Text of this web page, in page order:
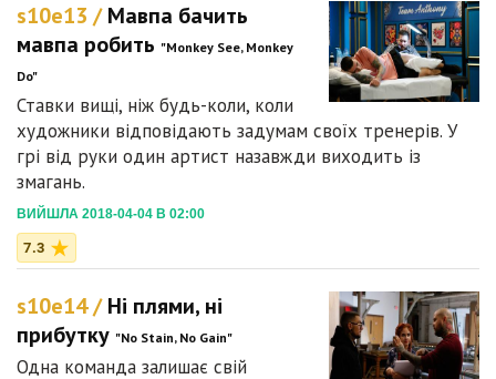
s10e13 /Мавпа бачить
мавпа робить "Monkey See, Monkey
Do"
Ставки вищі, ніж будь-коли, коли
художники відповідають задумам своїх тренерів. У
грі від руки один артист назавжди виходить із
змагань.
ВИЙШЛА 2018-04-04 В 02:00
7.3
s10e14 /Ні плями, ні
прибутку "No Stain, No Gain"
Одна команда залишає свій